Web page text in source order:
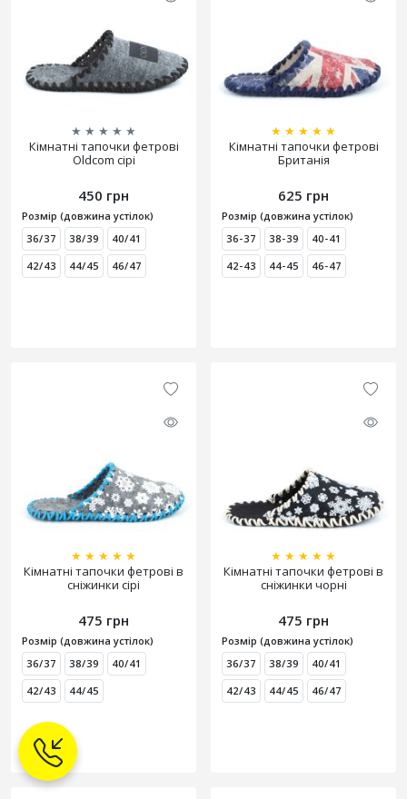
★ ★ ★ ★ ★
Кімнатні тапочки фетрові
Oldcom сірі
450 грн
Розмір (довжина устілок)
36/37
38/39
40/41
42/43
44/45 46/47
★ ★ ★ ★ ★
Кімнатні тапочки фетрові
Британія
625 грн
Розмір (довжина устілок)
36-37
38-39
40-41
42-43
44-45 46-47
★ ★ ★ ★ ★
Кімнатні тапочки фетрові в
сніжинки сірі
475 грн
Розмір (довжина устілок)
36/37
38/39
40/41
42/43
44/45
★ ★ ★ ★ ★
Кімнатні тапочки фетрові в
сніжинки чорні
475 грн
Розмір (довжина устілок)
36/37
38/39
40/41
42/43
44/45 46/47